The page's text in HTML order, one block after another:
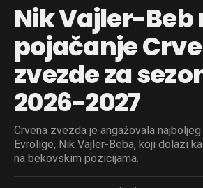
Nik Vajler-Beb
pojačanje
zvezde za
2026-2027
Crvena zvezda je angažovala
Evrolige, Nik Vajler-Beba, koji dolazi
na bekovskim pozicijama.